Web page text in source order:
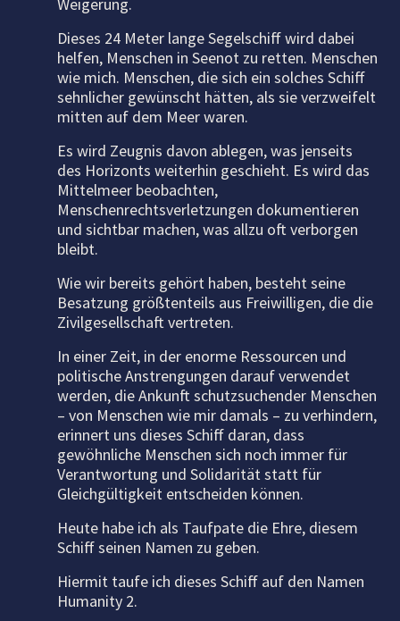
Dieses 24 Meter lange Segelschiff wird dabei
helfen, Menschen in Seenot zu retten. Menschen
wie mich. Menschen, die sich ein solches Schiff
sehnlicher gewünscht hätten, als sie verzweifelt
mitten auf dem Meer waren.
Es wird Zeugnis davon ablegen, was jenseits
des Horizonts weiterhin geschieht. Es wird das
Mittelmeer beobachten,
Menschenrechtsverletzungen dokumentieren
und sichtbar machen, was allzu oft verborgen
bleibt.
Wie wir bereits gehört haben, besteht seine
Besatzung größtenteils aus Freiwilligen, die die
Zivilgesellschaft vertreten.
In einer Zeit, in der enorme Ressourcen und
politische Anstrengungen darauf verwendet
werden, die Ankunft schutzsuchender Menschen
– von Menschen wie mir damals – zu verhindern,
erinnert uns dieses Schiff daran, dass
gewöhnliche Menschen sich noch immer für
Verantwortung und Solidarität statt für
Gleichgültigkeit entscheiden können.
Heute habe ich als Taufpate die Ehre, diesem
Schiff seinen Namen zu geben.
Hiermit taufe ich dieses Schiff auf den Namen
Humanity 2.